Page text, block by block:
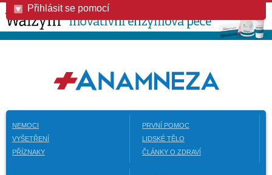
Přihlásit se pomocí
NEMOCI
VYŠETŘENÍ
PŘÍZNAKY
PRVNÍ POMOC
LIDSKÉ TĚLO
ČLÁNKY O ZDRAVÍ